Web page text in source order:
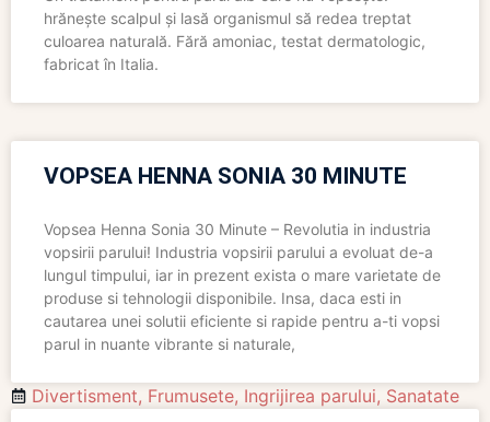
hrănește scalpul și lasă organismul să redea treptat
culoarea naturală. Fără amoniac, testat dermatologic,
fabricat în Italia.
VOPSEA HENNA SONIA 30 MINUTE
Vopsea Henna Sonia 30 Minute – Revolutia in industria
vopsirii parului! Industria vopsirii parului a evoluat de-a
lungul timpului, iar in prezent exista o mare varietate de
produse si tehnologii disponibile. Insa, daca esti in
cautarea unei solutii eficiente si rapide pentru a-ti vopsi
parul in nuante vibrante si naturale,
Divertisment, Frumusete, Ingrijirea parului, Sanatate